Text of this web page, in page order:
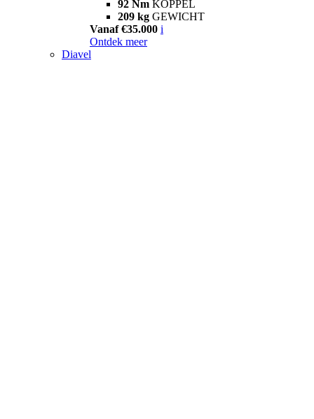
92 Nm KOPPEL
209 kg GEWICHT
Vanaf €35.000 i
Ontdek meer
Diavel